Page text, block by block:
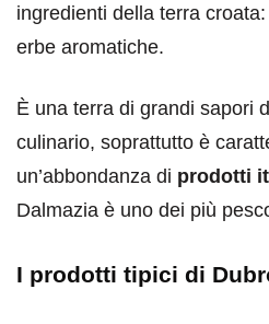
ingredienti della terra
erbe aromatiche.
È una terra di grandi sapori
culinario, soprattutto è
un’abbondanza di prodotti
Dalmazia è uno dei più
I prodotti tipici di